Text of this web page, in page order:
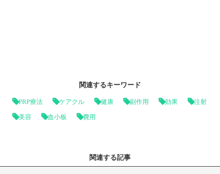
関連するキーワード
PRP療法 ケアクル 健康 副作用 効果 注射
美容 血小板 費用
関連する記事